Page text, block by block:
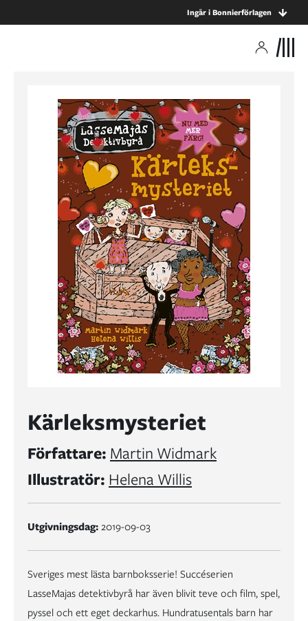
Ingår i Bonnierförlagen
Kärleksmysteriet
Författare: Martin Widmark
Illustratör: Helena Willis
Utgivningsdag:2019-09-03
Sveriges mest lästa barnboksserie! Succéserien
LasseMajas detektivbyrå har även blivit teve och film, spel,
pyssel och ett eget deckarhus. Hundratusentals barn har